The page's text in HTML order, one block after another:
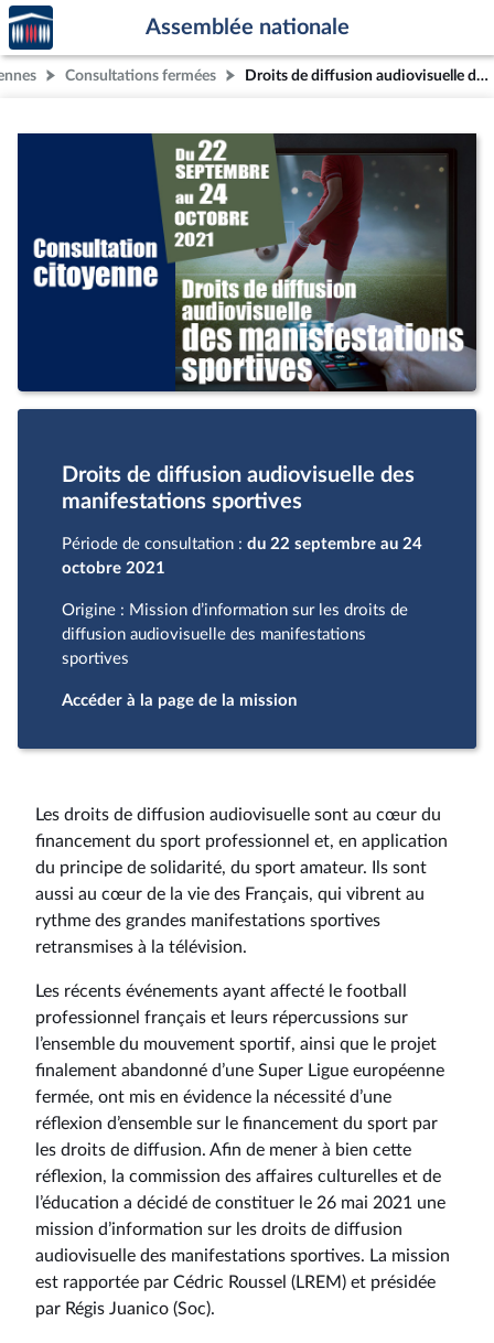
Aller au contenu
Aller en bas de la page
Accèder
à la
page
d'accueil
Assemblée nationale
Consultations fermées Droits de diffusion audiovisuelle des manifestations sportives
Droits de diffusion audiovisuelle des
manifestations sportives
Période de consultation : du 22 septembre au 24
octobre 2021
Origine : Mission d’information sur les droits de
diffusion audiovisuelle des manifestations
sportives
Accéder à la page de la mission
Les droits de diffusion audiovisuelle sont au cœur du
financement du sport professionnel et, en application
du principe de solidarité, du sport amateur. Ils sont
aussi au cœur de la vie des Français, qui vibrent au
rythme des grandes manifestations sportives
retransmises à la télévision.
Les récents événements ayant affecté le football
professionnel français et leurs répercussions sur
l’ensemble du mouvement sportif, ainsi que le projet
finalement abandonné d’une Super Ligue européenne
fermée, ont mis en évidence la nécessité d’une
réflexion d’ensemble sur le financement du sport par
les droits de diffusion. Afin de mener à bien cette
réflexion, la commission des affaires culturelles et de
l’éducation a décidé de constituer le 26 mai 2021 une
mission d’information sur les droits de diffusion
audiovisuelle des manifestations sportives. La mission
est rapportée par Cédric Roussel (LREM) et présidée
par Régis Juanico (Soc).